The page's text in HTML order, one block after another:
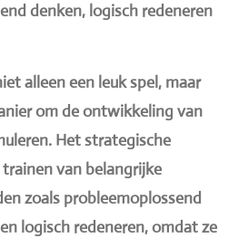
denken, logisch redeneren
alleen een leuk spel, maar
om de ontwikkeling van
Het strategische
van belangrijke
zoals probleemoplossend
logisch redeneren, omdat ze